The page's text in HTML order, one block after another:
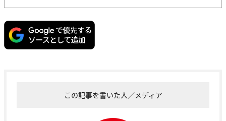
この記事を書いた人／メディア